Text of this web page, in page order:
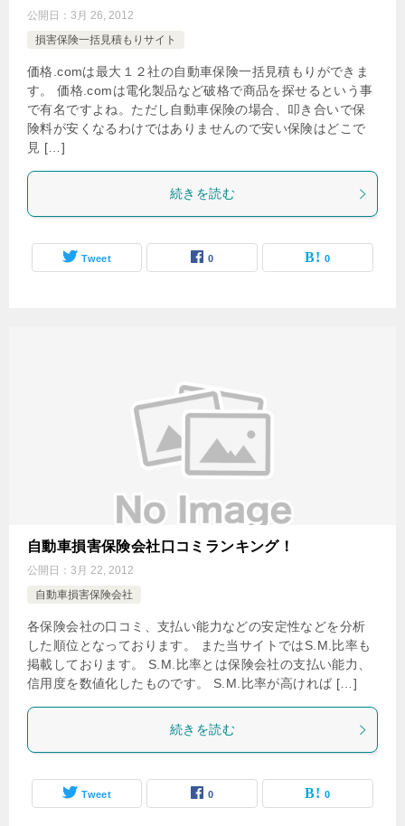
公開日： 3月 26, 2012
損害保険一括見積もりサイト
価格.comは最大１２社の自動車保険一括見積もりができま
す。 価格.comは電化製品など破格で商品を探せるという事
で有名ですよね。ただし自動車保険の場合、叩き合いで保
険料が安くなるわけではありませんので安い保険はどこで
見 […]
続きを読む
Tweet 0 0
自動車損害保険会社口コミランキング！
公開日： 3月 22, 2012
自動車損害保険会社
各保険会社の口コミ、支払い能力などの安定性などを分析
した順位となっております。 また当サイトではS.M.比率も
掲載しております。 S.M.比率とは保険会社の支払い能力、
信用度を数値化したものです。 S.M.比率が高ければ […]
続きを読む
Tweet 0 0